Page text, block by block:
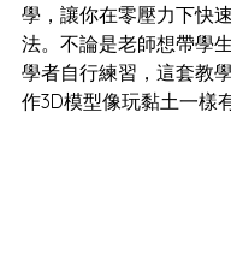
學，讓你在零壓力下快
法。不論是老師想帶學
學者自行練習，這套教
作3D模型像玩黏土一樣